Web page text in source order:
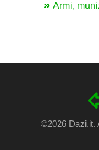
Armi,
©2026 Dazi.it.